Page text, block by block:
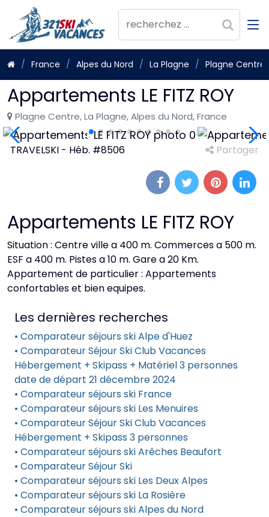
France Alpes du Nord La Plagne Plagne Centre
Appartements LE FITZ ROY
Plagne Centre, La Plagne, Alpes du Nord, France
TRAVELSKI - Héb. #8506 Partager
Appartements LE FITZ ROY
Situation : Centre ville a 400 m. Commerces a 500 m.
ESF a 400 m. Pistes a 10 m. Gare a 20 Km.
Appartement de particulier : Appartements
confortables et bien equipes.
Les dernières recherches
• Comparateur séjours ski Alpe d'Huez
• Comparateur Séjour Ski Club Vacances
Hébergement + Skipass + Matériel 3 personnes
date de départ 21 décembre 2024
• Comparateur séjours ski France
• Comparateur séjours ski Les Menuires
• Comparateur Séjour Ski Club Vacances
Hébergement + Skipass 3 personnes
• Comparateur séjours ski Arêches Beaufort
• Comparateur Séjour Ski
• Comparateur séjours ski Les Deux Alpes
• Comparateur séjours ski La Rosière
• Comparateur séjours ski Alpes du Nord